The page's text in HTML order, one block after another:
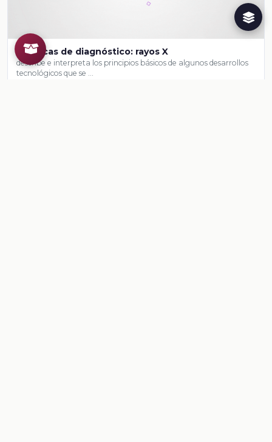
Técnicas de diagnóstico: rayos X
describe e interpreta los principios básicos de algunos desarrollos
tecnológicos que se …